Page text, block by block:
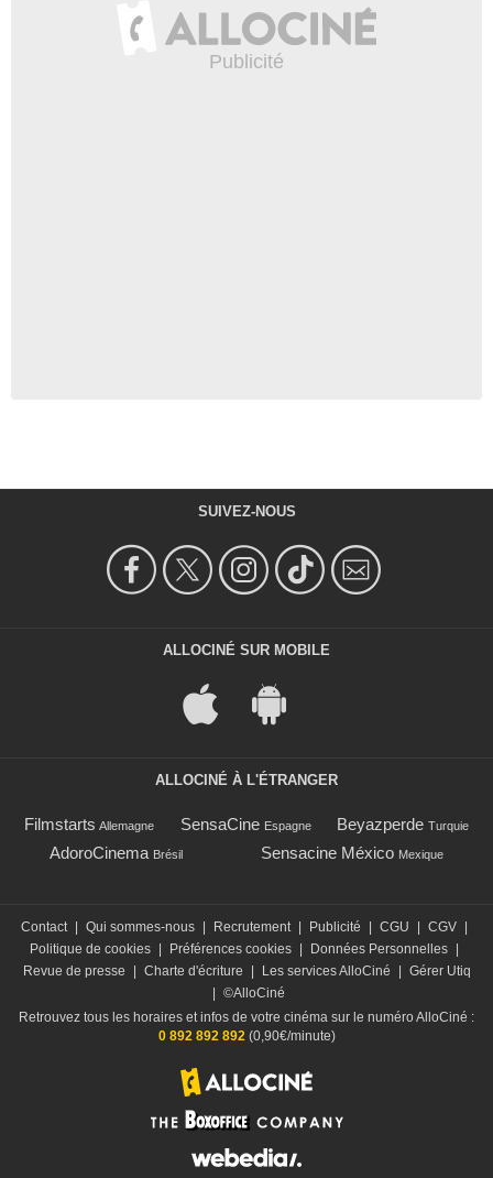
SUIVEZ-NOUS
ALLOCINÉ SUR MOBILE
ALLOCINÉ À L'ÉTRANGER
Filmstarts Allemagne SensaCine Espagne Beyazperde Turquie
AdoroCinema Brésil Sensacine México Mexique
Contact Qui sommes-nous Recrutement Publicité CGU CGV
Politique de cookies
Préférences cookies Données Personnelles
Revue de presse
Charte d'écriture Les services AlloCiné
Gérer Utiq
©AlloCiné
Retrouvez tous les horaires et infos de votre cinéma sur le numéro AlloCiné :
0 892 892 892(0,90€/minute)